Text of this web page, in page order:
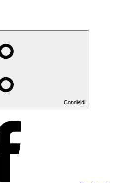
Condividi